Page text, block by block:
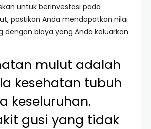
untuk berinvestasi pada
pastikan Anda mendapatkan nilai
dengan biaya yang Anda keluarkan.
mulut adalah
kesehatan tubuh
keseluruhan.
gusi yang tidak